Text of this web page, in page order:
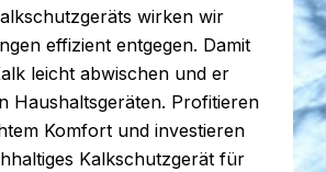
wirken wir
effizient entgegen. Damit
leicht abwischen und er
Haushaltsgeräten. Profitieren
Komfort und investieren
Kalkschutzgerät für